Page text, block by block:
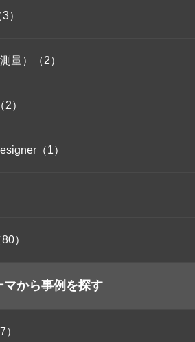
）
量）（2）
）
（1）
）
マから事例を探す